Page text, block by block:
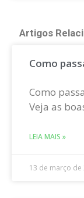
Artigos
Como
Como
Veja as
LEIA MAIS »
13 de março de